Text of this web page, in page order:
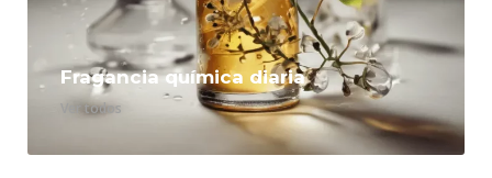
Fragancia química diaria
Ver todos